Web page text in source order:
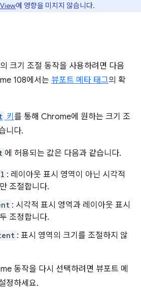
에 영향을 미치지 않습니다.
크기 조절 동작을 사용하려면 다음
108에서는 뷰포트 메타 태그의 확
키 를 통해 Chrome에 원하는 크기 조
니다.
에 허용되는 값은 다음과 같습니다.
: 레이아웃 표시 영역이 아닌 시각적
조절합니다.
: 시각적 표시 영역과 레이아웃 표시
조정합니다.
: 표시 영역의 크기를 조절하지 않
동작을 다시 선택하려면 뷰포트 메
정하세요.